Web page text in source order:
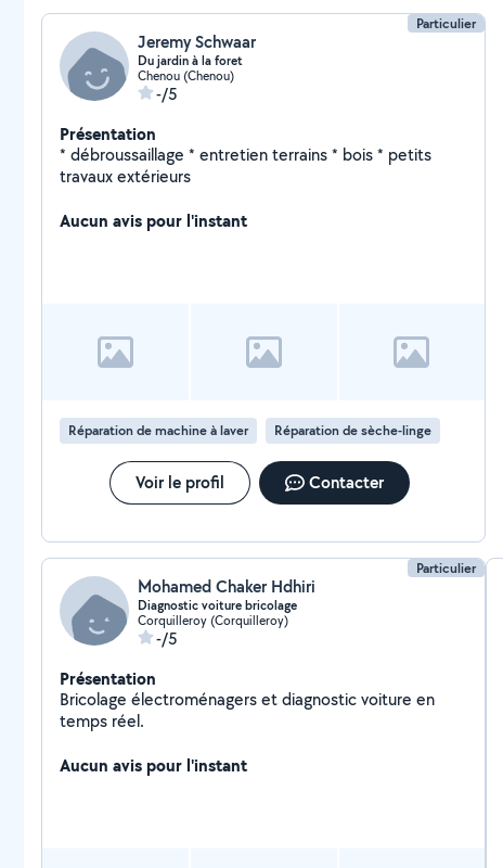
Particulier
Jeremy Schwaar
Du jardin à la foret
Chenou (Chenou)
-/5
Présentation
* débroussaillage * entretien terrains * bois * petits
travaux extérieurs
Aucun avis pour l'instant
Réparation de machine à laver Réparation de sèche-linge
Voir le profil Contacter
Particulier
Mohamed Chaker Hdhiri
Diagnostic voiture bricolage
Corquilleroy (Corquilleroy)
-/5
Présentation
Bricolage électroménagers et diagnostic voiture en
temps réel.
Aucun avis pour l'instant